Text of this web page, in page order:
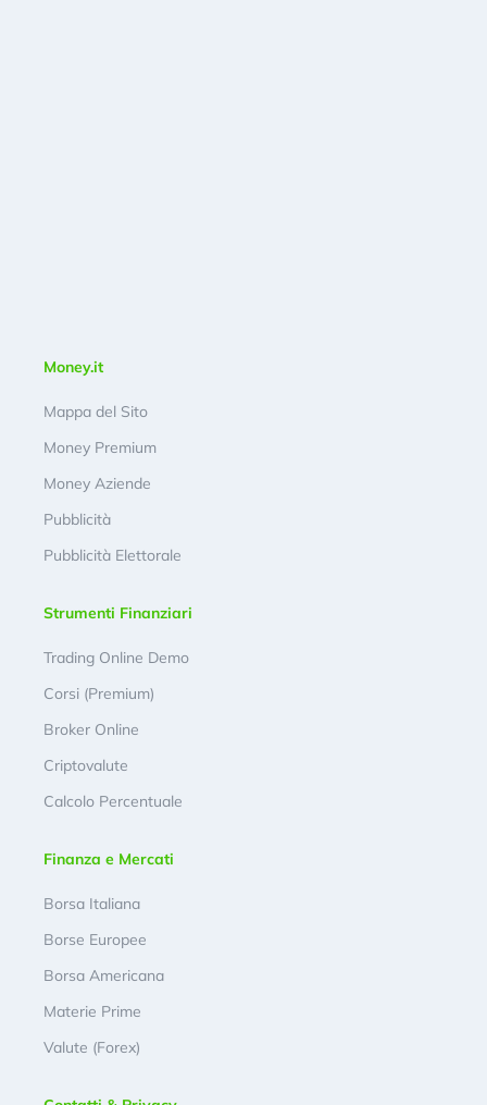
Money.it
Mappa del Sito
Money Premium
Money Aziende
Pubblicità
Pubblicità Elettorale
Strumenti Finanziari
Trading Online Demo
Corsi (Premium)
Broker Online
Criptovalute
Calcolo Percentuale
Finanza e Mercati
Borsa Italiana
Borse Europee
Borsa Americana
Materie Prime
Valute (Forex)